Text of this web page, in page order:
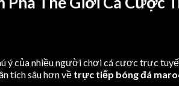
ý của nhiều người chơi cá cược trực
tích sâu hơn về trực tiếp bóng đá